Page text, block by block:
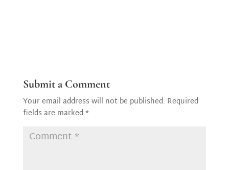
Submit a Comment
Your email address will not be published. Required
fields are marked *